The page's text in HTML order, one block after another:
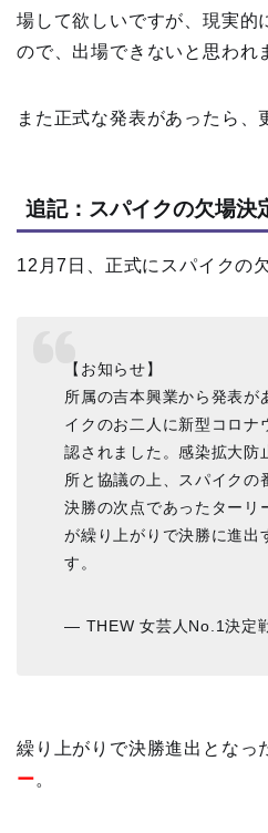
場して欲しいですが、現実的
ので、出場できないと思われ
また正式な発表があったら、
追記：スパイクの欠場決
12月7日、正式にスパイクの
【お知らせ】
所属の吉本興業から発表が
イクのお二人に新型コロナ
認されました。感染拡大防
所と協議の上、スパイクの
決勝の次点であったターリ
が繰り上がりで決勝に進出
す。
— THEW 女芸人No.1決定
繰り上がりで決勝進出となっ
ー。